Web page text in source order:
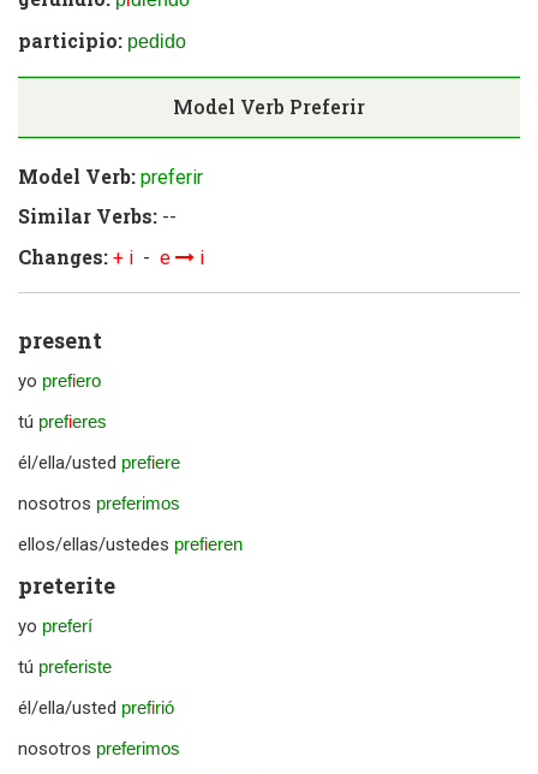
participio: pedido
Model Verb Preferir
Model Verb: preferir
Similar Verbs: --
Changes: + i - e i
present
yo prefiero
tú prefieres
él/ella/usted prefiere
nosotros preferimos
ellos/ellas/ustedes prefieren
preterite
yo preferí
tú preferiste
él/ella/usted prefirió
nosotros preferimos